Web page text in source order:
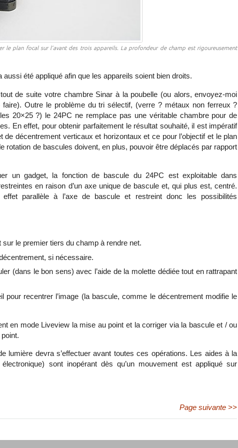
le plan focal sur l’avant des trois appareils. La profondeur de champ est rigoureusement
été appliqué afin que les appareils soient bien droits.
de suite votre chambre Sinar à la poubelle (ou alors, envoyez-moi
Outre le problème du tri sélectif, (verre ? métaux non ferreux ?
20×25 ?) le 24PC ne remplace pas une véritable chambre pour de
En effet, pour obtenir parfaitement le résultat souhaité, il est impératif
de décentrement verticaux et horizontaux et ce pour l’objectif et le plan
rotation de bascules doivent, en plus, pouvoir être déplacés par rapport
un gadget, la fonction de bascule du 24PC est exploitable dans
en raison d’un axe unique de bascule et, qui plus est, centré.
parallèle à l’axe de bascule et restreint donc les possibilités
sur le premier tiers du champ à rendre net.
si nécessaire.
(dans le bon sens) avec l’aide de la molette dédiée tout en rattrapant
pour recentrer l’image (la bascule, comme le décentrement modifie le
en mode Liveview la mise au point et la corriger via la bascule et / ou
lumière devra s’effectuer avant toutes ces opérations. Les aides à la
sont inopérant dès qu’un mouvement est appliqué sur
Page suivante >>